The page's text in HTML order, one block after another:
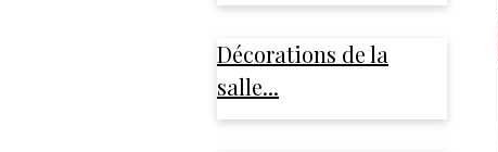
Décorations de la
salle...